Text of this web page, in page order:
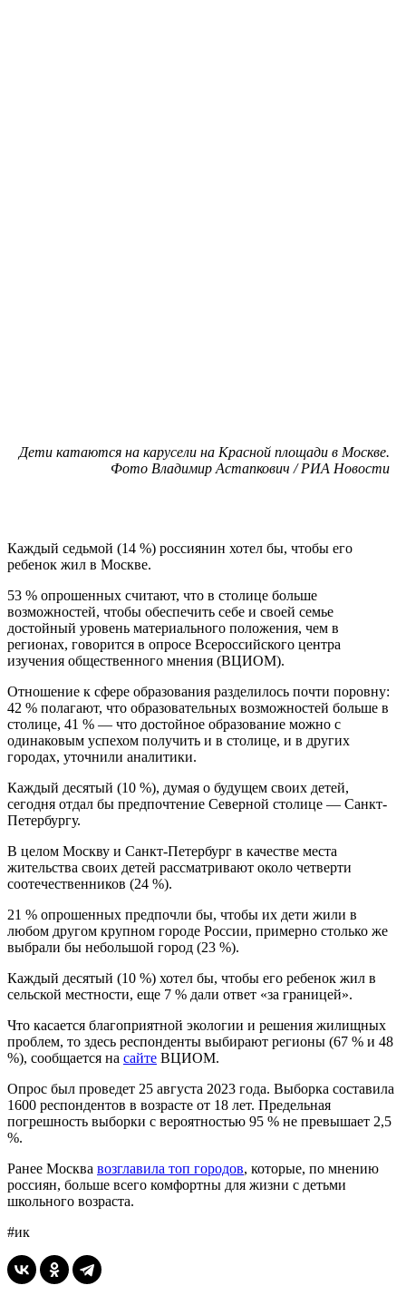
Дети катаются на карусели на Красной площади в Москве.
Фото Владимир Астапкович / РИА Новости
Каждый седьмой (14 %) россиянин хотел бы, чтобы его
ребенок жил в Москве.
53 % опрошенных считают, что в столице больше
возможностей, чтобы обеспечить себе и своей семье
достойный уровень материального положения, чем в
регионах, говорится в опросе Всероссийского центра
изучения общественного мнения (ВЦИОМ).
Отношение к сфере образования разделилось почти поровну:
42 % полагают, что образовательных возможностей больше в
столице, 41 % — что достойное образование можно с
одинаковым успехом получить и в столице, и в других
городах, уточнили аналитики.
Каждый десятый (10 %), думая о будущем своих детей,
сегодня отдал бы предпочтение Северной столице — Санкт-
Петербургу.
В целом Москву и Санкт-Петербург в качестве места
жительства своих детей рассматривают около четверти
соотечественников (24 %).
21 % опрошенных предпочли бы, чтобы их дети жили в
любом другом крупном городе России, примерно столько же
выбрали бы небольшой город (23 %).
Каждый десятый (10 %) хотел бы, чтобы его ребенок жил в
сельской местности, еще 7 % дали ответ «за границей».
Что касается благоприятной экологии и решения жилищных
проблем, то здесь респонденты выбирают регионы (67 % и 48
%), сообщается на сайте ВЦИОМ.
Опрос был проведет 25 августа 2023 года. Выборка составила
1600 респондентов в возрасте от 18 лет. Предельная
погрешность выборки с вероятностью 95 % не превышает 2,5
%.
Ранее Москва возглавила топ городов, которые, по мнению
россиян, больше всего комфортны для жизни с детьми
школьного возраста.
#ик